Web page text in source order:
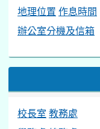
地理位置 作息時間
辦公室分機及信箱
校長室 教務處